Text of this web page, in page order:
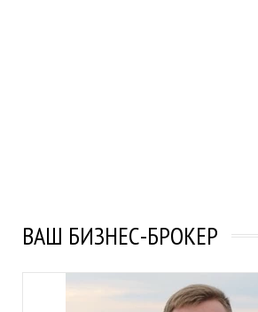
ВАШ БИЗНЕС-БРОКЕР